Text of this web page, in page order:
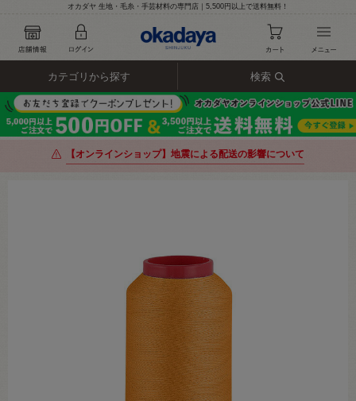
オカダヤ 生地・毛糸・手芸材料の専門店｜5,500円以上で送料無料！
カテゴリから探す 検索
【オンラインショップ】地震による配送の影響について